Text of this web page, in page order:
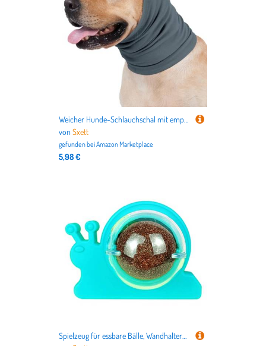
Weicher Hunde-Schlauchschal mit empfindlichen Ohren vor störenden Geräuschen, blendende Lichter für Outdoor-Abenteuer
vonSxett
gefunden beiAmazon Marketplace
5,98 €
Spielzeug für essbare Bälle, Wandhalterung, Cartoon-förmige Basis, natürlich, drehbar, Leck-Leckerlis für Kätzchenbälle, Wandhalterung